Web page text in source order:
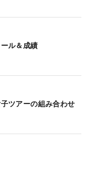
ル＆成績
ツアーの組み合わせ